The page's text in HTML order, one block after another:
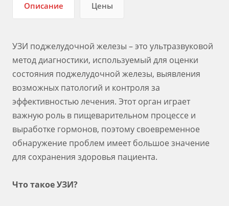
Описание Цены
УЗИ поджелудочной железы – это ультразвуковой
метод диагностики, используемый для оценки
состояния поджелудочной железы, выявления
возможных патологий и контроля за
эффективностью лечения. Этот орган играет
важную роль в пищеварительном процессе и
выработке гормонов, поэтому своевременное
обнаружение проблем имеет большое значение
для сохранения здоровья пациента.
Что такое УЗИ?